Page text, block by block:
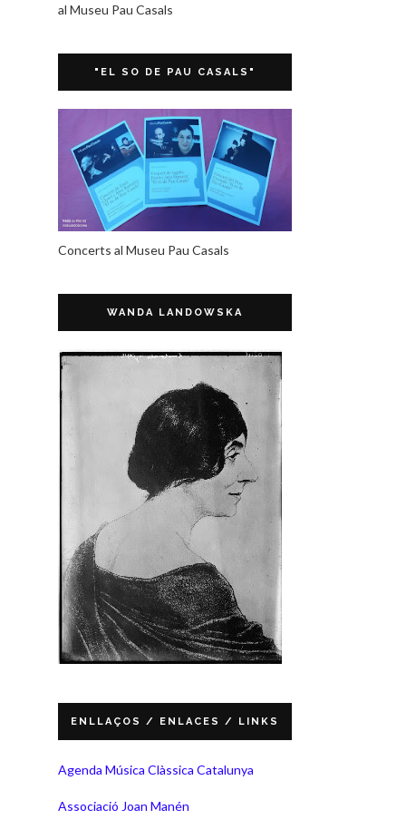
al Museu Pau Casals
"EL SO DE PAU CASALS"
Concerts al Museu Pau Casals
WANDA LANDOWSKA
ENLLAÇOS / ENLACES / LINKS
Agenda Música Clàssica Catalunya
Associació Joan Manén